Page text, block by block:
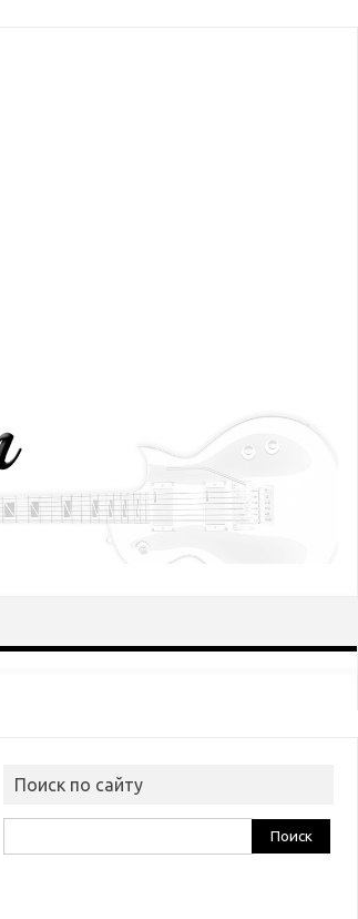
Поиск по сайту